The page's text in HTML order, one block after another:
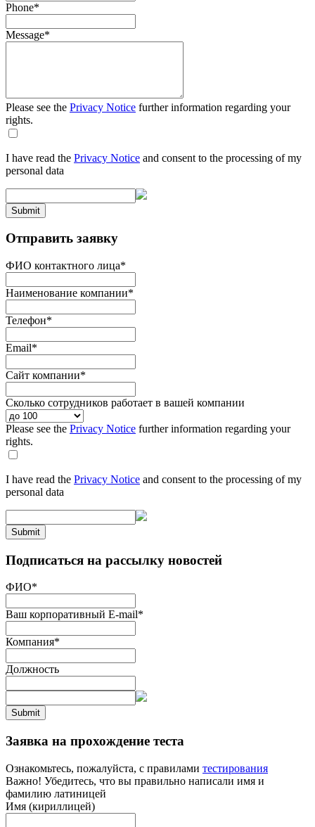
Phone*
Message*
Please see the Privacy Notice further information regarding your
rights.
I have read the Privacy Notice and consent to the processing of my
personal data
Submit
Отправить заявку
ФИО контактного лица*
Наименование компании*
Телефон*
Email*
Сайт компании*
Сколько сотрудников работает в вашей компании
Please see the Privacy Notice further information regarding your
rights.
I have read the Privacy Notice and consent to the processing of my
personal data
Submit
Подписаться на рассылку новостей
ФИО*
Ваш корпоративный E-mail*
Компания*
Должность
Submit
Заявка на прохождение теста
Ознакомьтесь, пожалуйста, с правилами тестирования
Важно! Убедитесь, что вы правильно написали имя и
фамилию латиницей
Имя (кириллицей)